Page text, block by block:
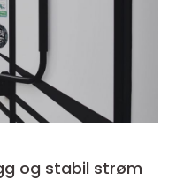
og stabil strøm